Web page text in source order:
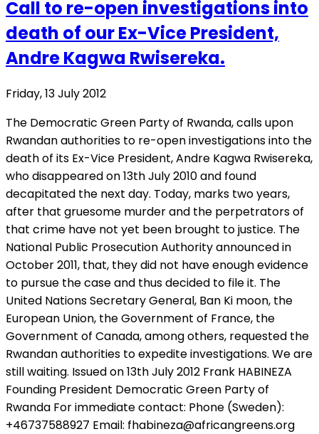
Call to re-open investigations into
death of our Ex-Vice President,
Andre Kagwa Rwisereka.
Friday, 13 July 2012
The Democratic Green Party of Rwanda, calls upon
Rwandan authorities to re-open investigations into the
death of its Ex-Vice President, Andre Kagwa Rwisereka,
who disappeared on 13th July 2010 and found
decapitated the next day. Today, marks two years,
after that gruesome murder and the perpetrators of
that crime have not yet been brought to justice. The
National Public Prosecution Authority announced in
October 2011, that, they did not have enough evidence
to pursue the case and thus decided to file it. The
United Nations Secretary General, Ban Ki moon, the
European Union, the Government of France, the
Government of Canada, among others, requested the
Rwandan authorities to expedite investigations. We are
still waiting. Issued on 13th July 2012 Frank HABINEZA
Founding President Democratic Green Party of
Rwanda For immediate contact: Phone (Sweden):
+46737588927 Email: fhabineza@africangreens.org